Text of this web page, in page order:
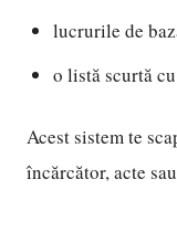
lucrurile de
o listă scurtă
Acest sistem te
încărcător, acte